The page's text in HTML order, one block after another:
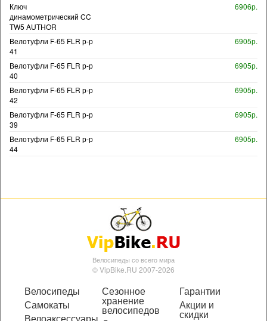
Ключ
динамометрический CC
TW5 AUTHOR
6906р.
Велотуфли F-65 FLR р-р
41
6905р.
Велотуфли F-65 FLR р-р
40
6905р.
Велотуфли F-65 FLR р-р
42
6905р.
Велотуфли F-65 FLR р-р
39
6905р.
Велотуфли F-65 FLR р-р
44
6905р.
Велосипеды со всего мира
© VipBike.RU 2007-2026
Велосипеды
Самокаты
Велоаксессуары
Сезонное
хранение
велосипедов
Гарантии
Акции и
скидки